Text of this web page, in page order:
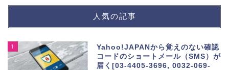
人気の記事
1
Yahoo!JAPANから覚えのない確認
コードのショートメール（SMS）が
届く[03-4405-3696, 0032-069-